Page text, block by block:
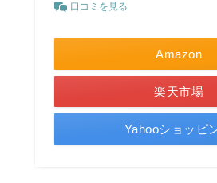
口コミを見る
Amazon
楽天市場
Yahooショッピ